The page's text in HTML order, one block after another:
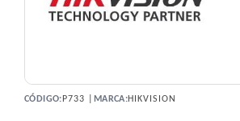
CÓDIGO: P733 | MARCA:HIKVISION